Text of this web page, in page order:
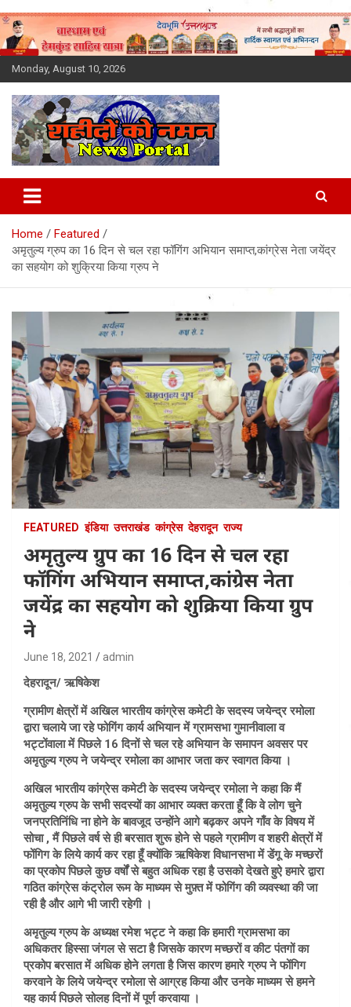
Skip
to
content
Monday, August 10, 2026
Latest News Today, Breaking
News, Uttarakhand News in
Hindi
Home
Featured
अमृतुल्य ग्रुप का 16 दिन से चल रहा फॉगिंग अभियान समाप्त,कांग्रेस नेता जयेंद्र
का सहयोग को शुक्रिया किया ग्रुप ने
FEATURED इंडिया उत्तराखंड कांग्रेस देहरादून राज्य
अमृतुल्य ग्रुप का 16 दिन से चल रहा
फॉगिंग अभियान समाप्त,कांग्रेस नेता
जयेंद्र का सहयोग को शुक्रिया किया ग्रुप
ने
June 18, 2021 admin
देहरादून/ ऋषिकेश
ग्रामीण क्षेत्रों में अखिल भारतीय कांग्रेस कमेटी के सदस्य जयेन्द्र रमोला
द्वारा चलाये जा रहे फोगिंग कार्य अभियान में ग्रामसभा गुमानीवाला व
भट्टोंवाला में पिछले 16 दिनों से चल रहे अभियान के समापन अवसर पर
अमृतुल्य ग्रुप ने जयेन्द्र रमोला का आभार जता कर स्वागत किया ।
अखिल भारतीय कांग्रेस कमेटी के सदस्य जयेन्द्र रमोला ने कहा कि मैं
अमृतुल्य ग्रुप के सभी सदस्यों का आभार व्यक्त करता हूँ कि वे लोग चुने
जनप्रतिनिंधि ना होने के बावजूद उन्होंने आगे बढ़कर अपने गाँव के विषय में
सोचा , मैं पिछले वर्ष से ही बरसात शुरू होने से पहले ग्रामीण व शहरी क्षेत्रों में
फोंगिग के लिये कार्य कर रहा हूँ क्योंकि ऋषिकेश विधानसभा में डेंगू के मच्छरों
का प्रकोप पिछले कुछ वर्षों से बहुत अधिक रहा है उसको देखते हुऐ हमारे द्वारा
गठित कांग्रेस कंट्रोल रूम के माध्यम से मुफ़्त में फोगिंग की व्यवस्था की जा
रही है और आगे भी जारी रहेगी ।
अमृतुल्य ग्रुप के अध्यक्ष रमेश भट्ट ने कहा कि हमारी ग्रामसभा का
अधिकतर हिस्सा जंगल से सटा है जिसके कारण मच्छरों व कीट पंतगों का
प्रकोप बरसात में अधिक होने लगता है जिस कारण हमारे ग्रुप ने फोंगिग
करवाने के लिये जयेन्द्र रमोला से आग्रह किया और उनके माध्यम से हमने
यह कार्य पिछले सोलह दिनों में पूर्ण करवाया ।